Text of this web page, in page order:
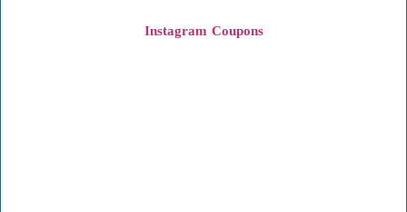
Coupons
Instagram